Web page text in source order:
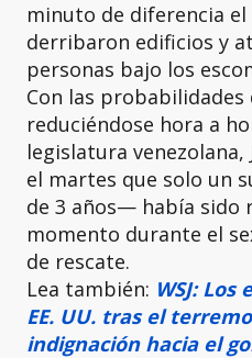
minuto de diferencia
derribaron edificios y
personas bajo los
Con las probabilidades
reduciéndose hora a
legislatura venezolana,
el martes que solo un
de 3 años— había sido
momento durante el
de rescate.
Lea también: WSJ:
EE. UU. tras el
indignación hacia el